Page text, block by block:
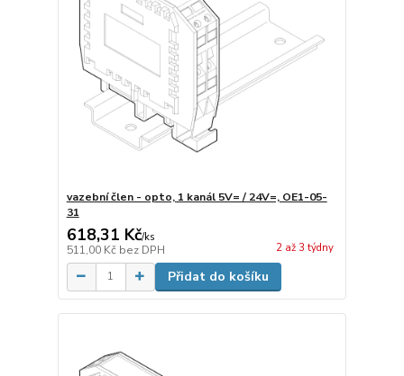
vazební člen - opto, 1 kanál 5V= / 24V=, OE1-05-
31
618,31 Kč/ks
511,00 Kč bez DPH 2 až 3 týdny
Přidat do košíku